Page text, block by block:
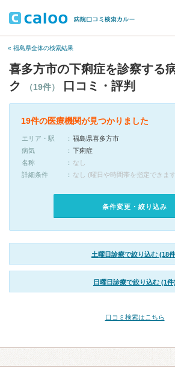
« 福島県全体の検索結果
喜多方市の下痢症を診察する
ク
（19件） 口コミ・評判
19件の医療機関が見つかりました
エリア・駅
福島県喜多方市
病気
下痢症
名称
なし
詳細条件
なし (曜日や時間帯を指定できま
条件変更・絞り込み
土曜日診療で絞り込む (18
日曜日診療で絞り込む (1件)
口コミ検索はこちら